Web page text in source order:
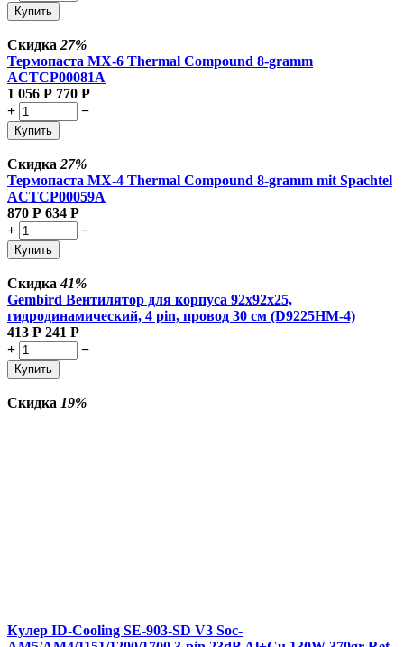
Купить
Скидка 27%
Термопаста MX-6 Thermal Compound 8-gramm
ACTCP00081A
1 056 Р 770 Р
+
−
Купить
Скидка 27%
Термопаста MX-4 Thermal Compound 8-gramm mit Spachtel
ACTCP00059A
870 Р 634 Р
+
−
Купить
Скидка41%
Gembird Вентилятор для корпуса 92x92x25,
гидродинамический, 4 pin, провод 30 см (D9225HM-4)
413 Р 241 Р
+
−
Купить
Скидка 19%
Кулер ID-Cooling SE-903-SD V3 Soc-